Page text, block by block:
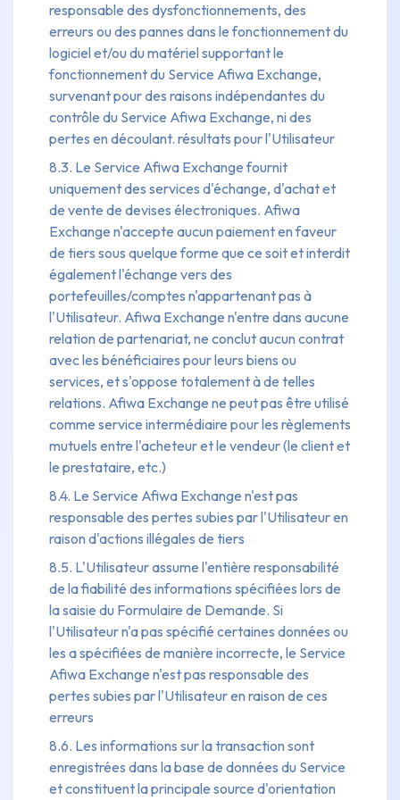
responsable des dysfonctionnements, des
erreurs ou des pannes dans le fonctionnement du
logiciel et/ou du matériel supportant le
fonctionnement du Service Afiwa Exchange,
survenant pour des raisons indépendantes du
contrôle du Service Afiwa Exchange, ni des
pertes en découlant. résultats pour l'Utilisateur
8.3. Le Service Afiwa Exchange fournit
uniquement des services d'échange, d'achat et
de vente de devises électroniques. Afiwa
Exchange n'accepte aucun paiement en faveur
de tiers sous quelque forme que ce soit et interdit
également l'échange vers des
portefeuilles/comptes n'appartenant pas à
l'Utilisateur. Afiwa Exchange n'entre dans aucune
relation de partenariat, ne conclut aucun contrat
avec les bénéficiaires pour leurs biens ou
services, et s'oppose totalement à de telles
relations. Afiwa Exchange ne peut pas être utilisé
comme service intermédiaire pour les règlements
mutuels entre l'acheteur et le vendeur (le client et
le prestataire, etc.)
8.4. Le Service Afiwa Exchange n'est pas
responsable des pertes subies par l'Utilisateur en
raison d'actions illégales de tiers
8.5. L'Utilisateur assume l'entière responsabilité
de la fiabilité des informations spécifiées lors de
la saisie du Formulaire de Demande. Si
l'Utilisateur n'a pas spécifié certaines données ou
les a spécifiées de manière incorrecte, le Service
Afiwa Exchange n'est pas responsable des
pertes subies par l'Utilisateur en raison de ces
erreurs
8.6. Les informations sur la transaction sont
enregistrées dans la base de données du Service
et constituent la principale source d'orientation